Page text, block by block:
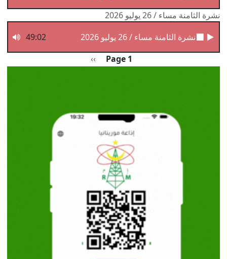
نشرة الثامنة مساء / 26 يوليو 2026
نشرة الثامنة مساء / 26 يوليو 2026
49:02
Page 1 الصفحة التالية
››